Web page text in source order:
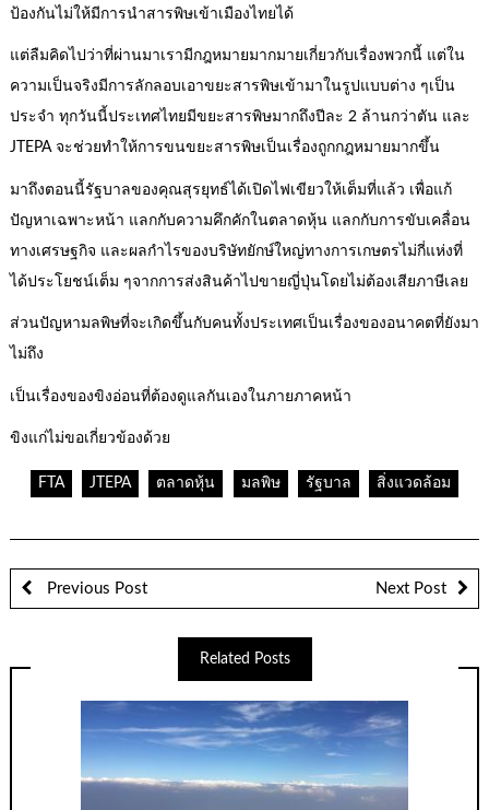
ป้องกันไม่ให้มีการนำสารพิษเข้าเมืองไทยได้
แต่ลืมคิดไปว่าที่ผ่านมาเรามีกฎหมายมากมายเกี่ยวกับเรื่องพวกนี้ แต่ใน
ความเป็นจริงมีการลักลอบเอาขยะสารพิษเข้ามาในรูปแบบต่าง ๆเป็น
ประจำ ทุกวันนี้ประเทศไทยมีขยะสารพิษมากถึงปีละ 2 ล้านกว่าตัน และ
JTEPA จะช่วยทำให้การขนขยะสารพิษเป็นเรื่องถูกกฎหมายมากขึ้น
มาถึงตอนนี้รัฐบาลของคุณสุรยุทธ์ได้เปิดไฟเขียวให้เต็มที่แล้ว เพื่อแก้
ปัญหาเฉพาะหน้า แลกกับความคึกคักในตลาดหุ้น แลกกับการขับเคลื่อน
ทางเศรษฐกิจ และผลกำไรของบริษัทยักษ์ใหญ่ทางการเกษตรไม่กี่แห่งที่
ได้ประโยชน์เต็ม ๆจากการส่งสินค้าไปขายญี่ปุ่นโดยไม่ต้องเสียภาษีเลย
ส่วนปัญหามลพิษที่จะเกิดขึ้นกับคนทั้งประเทศเป็นเรื่องของอนาคตที่ยังมา
ไม่ถึง
เป็นเรื่องของขิงอ่อนที่ต้องดูแลกันเองในภายภาคหน้า
ขิงแก่ไม่ขอเกี่ยวข้องด้วย
FTA JTEPA ตลาดหุ้น มลพิษ รัฐบาล สิ่งแวดล้อม
Previous Post Next Post
Related Posts